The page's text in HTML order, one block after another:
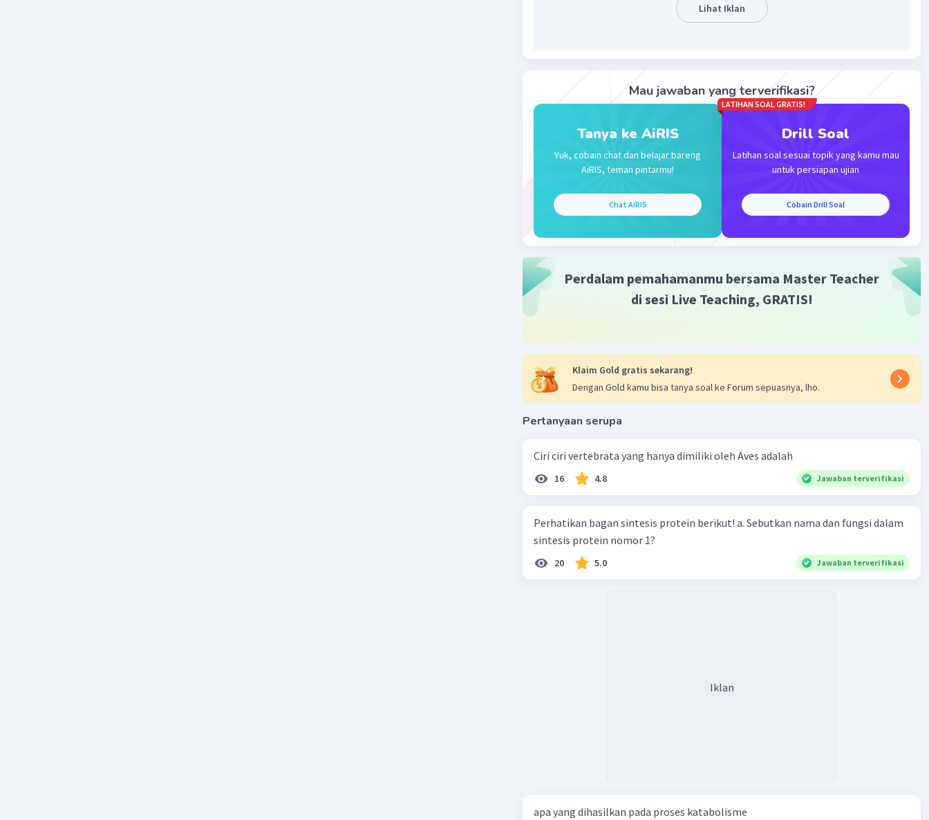
Iklan
Lihat Iklan
Mau jawaban yang terverifikasi?
Tanya ke AiRIS
Yuk, cobain chat dan belajar bareng
AiRIS, teman pintarmu!
Chat AiRIS
LATIHAN SOAL GRATIS!
Drill Soal
Latihan soal sesuai topik yang kamu mau
untuk persiapan ujian
Cobain Drill Soal
Perdalam pemahamanmu bersama Master Teacher
di sesi Live Teaching, GRATIS!
Klaim Gold gratis sekarang!
Dengan Gold kamu bisa tanya soal ke Forum sepuasnya, lho.
Pertanyaan serupa
Ciri ciri vertebrata yang hanya dimiliki oleh Aves adalah
16 4.8 Jawaban terverifikasi
Perhatikan bagan sintesis protein berikut! a. Sebutkan nama dan fungsi dalam
sintesis protein nomor 1?
20 5.0 Jawaban terverifikasi
Iklan
apa yang dihasilkan pada proses katabolisme